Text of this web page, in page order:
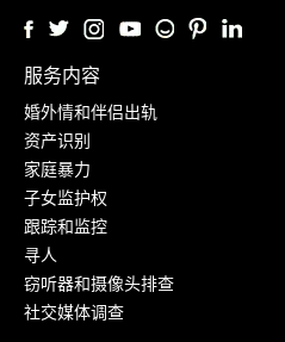
服务内容
婚外情和伴侣出轨
资产识别
家庭暴力
子女监护权
跟踪和监控
寻人
窃听器和摄像头排查
社交媒体调查